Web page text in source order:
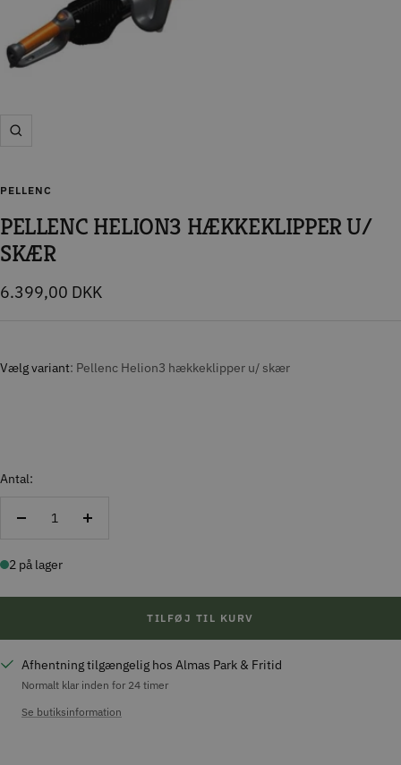
Zoom
PELLENC
PELLENC HELION3 HÆKKEKLIPPER U/
SKÆR
Tilbudspris
6.399,00 DKK
Vælg variant Pellenc Helion3 hækkeklipper u/ skær
Antal:
Reducer
Forøg
2 på lager
TILFØJ TIL KURV
Afhentning tilgængelig hos Almas Park & Fritid
Normalt klar inden for 24 timer
Se butiksinformation